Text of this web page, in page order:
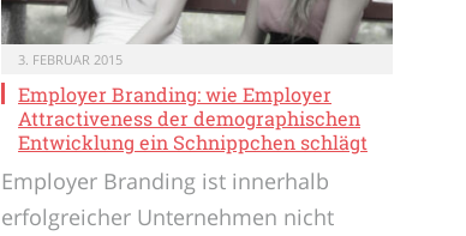
3. FEBRUAR 2015
Employer Branding: wie Employer
Attractiveness der demographischen
Entwicklung ein Schnippchen schlägt
Employer Branding ist innerhalb
erfolgreicher Unternehmen nicht